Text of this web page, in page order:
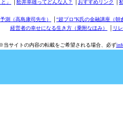
」 舩井幸雄ってどんな人？ おすすめリンク
測（高島康司先生）
“超プロ”K氏の金融講座（朝
経営者の幸せになる生き方（乗附なほみ）
リ
当サイトの内容の転載をご希望される場合、必ず